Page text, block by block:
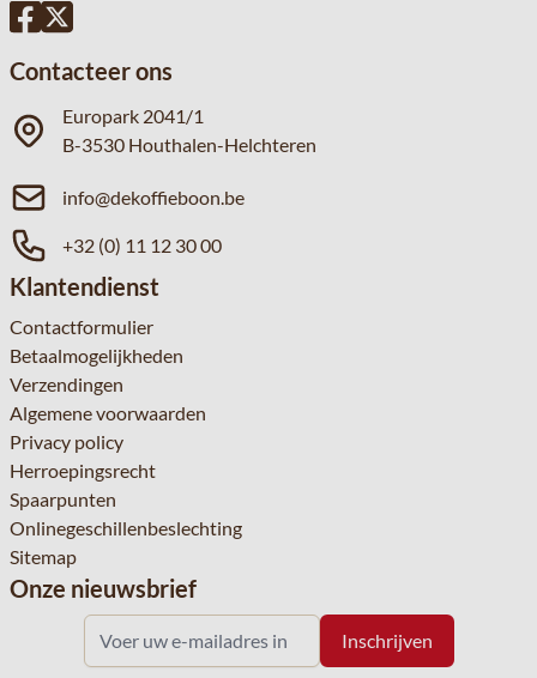
Contacteer ons
Europark 2041/1
B-3530 Houthalen-Helchteren
info@dekoffieboon.be
+32 (0) 11 12 30 00
Klantendienst
Contactformulier
Betaalmogelijkheden
Verzendingen
Algemene voorwaarden
Privacy policy
Herroepingsrecht
Spaarpunten
Onlinegeschillenbeslechting
Sitemap
Onze nieuwsbrief